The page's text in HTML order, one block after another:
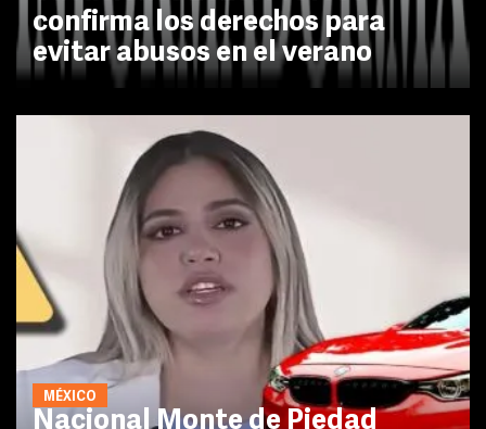
confirma los derechos para
evitar abusos en el verano
MÉXICO
Nacional Monte de Piedad